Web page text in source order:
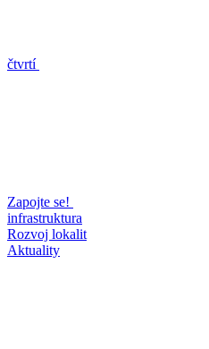
čtvrtí
Zapojte se!
infrastruktura
Rozvoj lokalit
Aktuality